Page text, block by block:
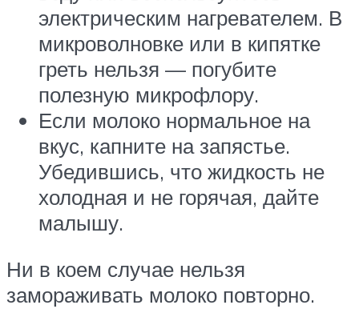
электрическим нагревателем. В
микроволновке или в кипятке
греть нельзя — погубите
полезную микрофлору.
Если молоко нормальное на
вкус, капните на запястье.
Убедившись, что жидкость не
холодная и не горячая, дайте
малышу.
Ни в коем случае нельзя
замораживать молоко повторно.